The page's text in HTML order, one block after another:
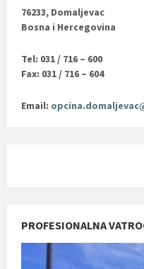
76233, Domaljevac
Bosna i Hercegovina
Tel: 031 / 716 – 600
Fax: 031 / 716 – 604
Email:
PROFESIONALNA